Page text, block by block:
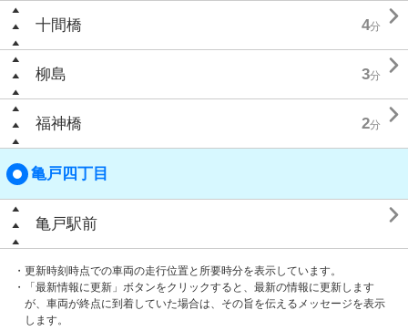
十間橋 4分 
柳島 3分 
福神橋 2分 
亀戸四丁目
亀戸駅前 
・更新時刻時点での車両の走行位置と所要時分を表示しています。
・「最新情報に更新」ボタンをクリックすると、最新の情報に更新します
が、車両が終点に到着していた場合は、その旨を伝えるメッセージを表示
します。